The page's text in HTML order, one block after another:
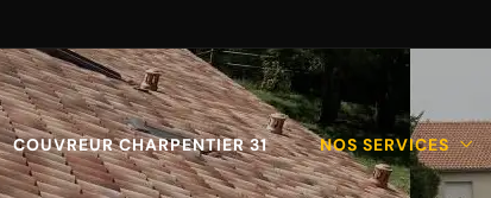
COUVREUR CHARPENTIER 31 NOS SERVICES